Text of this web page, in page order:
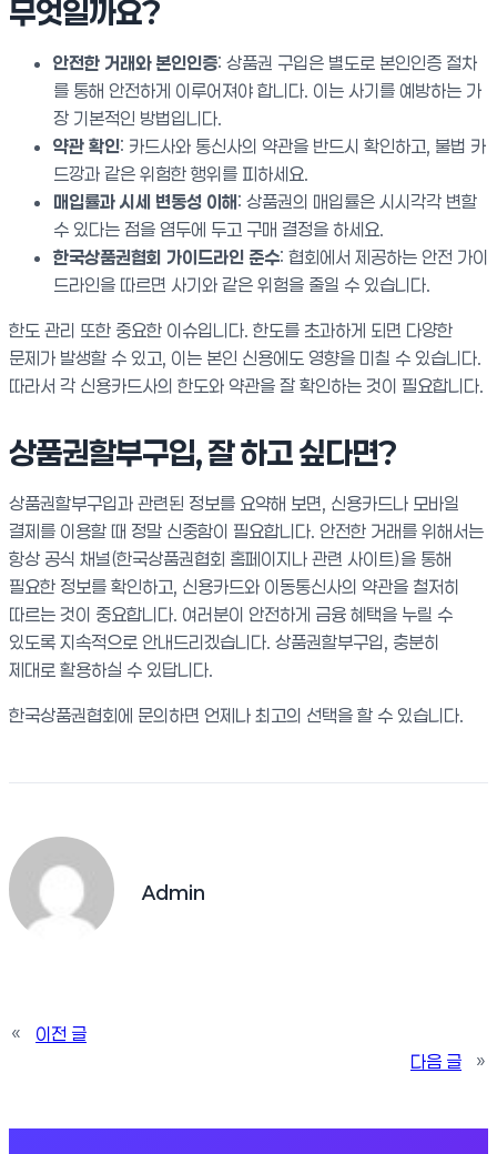
무엇일까요?
안전한 거래와 본인인증: 상품권 구입은 별도로 본인인증 절차
를 통해 안전하게 이루어져야 합니다. 이는 사기를 예방하는 가
장 기본적인 방법입니다.
약관 확인: 카드사와 통신사의 약관을 반드시 확인하고, 불법 카
드깡과 같은 위험한 행위를 피하세요.
매입률과 시세 변동성 이해: 상품권의 매입률은 시시각각 변할
수 있다는 점을 염두에 두고 구매 결정을 하세요.
한국상품권협회 가이드라인 준수: 협회에서 제공하는 안전 가이
드라인을 따르면 사기와 같은 위험을 줄일 수 있습니다.
한도 관리 또한 중요한 이슈입니다. 한도를 초과하게 되면 다양한
문제가 발생할 수 있고, 이는 본인 신용에도 영향을 미칠 수 있습니다.
따라서 각 신용카드사의 한도와 약관을 잘 확인하는 것이 필요합니다.
상품권할부구입, 잘 하고 싶다면?
상품권할부구입과 관련된 정보를 요약해 보면, 신용카드나 모바일
결제를 이용할 때 정말 신중함이 필요합니다. 안전한 거래를 위해서는
항상 공식 채널(한국상품권협회 홈페이지나 관련 사이트)을 통해
필요한 정보를 확인하고, 신용카드와 이동통신사의 약관을 철저히
따르는 것이 중요합니다. 여러분이 안전하게 금융 혜택을 누릴 수
있도록 지속적으로 안내드리겠습니다. 상품권할부구입, 충분히
제대로 활용하실 수 있답니다.
한국상품권협회에 문의하면 언제나 최고의 선택을 할 수 있습니다.
Admin
«
이전 글
다음 글
»